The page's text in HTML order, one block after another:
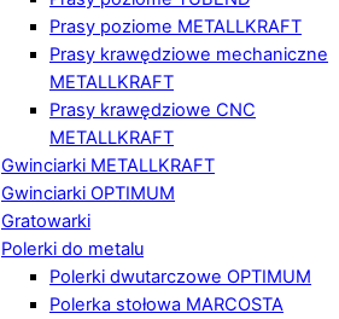
Prasy poziome METALLKRAFT
Prasy krawędziowe mechaniczne
METALLKRAFT
Prasy krawędziowe CNC
METALLKRAFT
Gwinciarki METALLKRAFT
Gwinciarki OPTIMUM
Gratowarki
Polerki do metalu
Polerki dwutarczowe OPTIMUM
Polerka stołowa MARCOSTA